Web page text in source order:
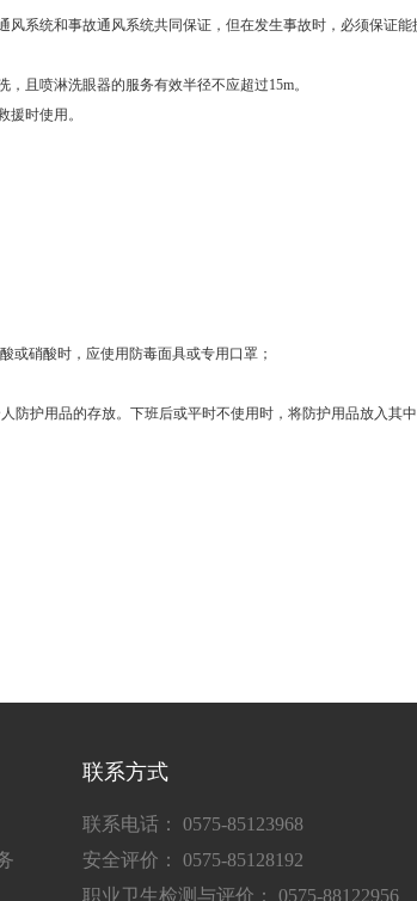
系统和事故通风系统共同保证，但在发生事故时，必须保证
且喷淋洗眼器的服务有效半径不应超过15m。
援时使用。
或硝酸时，应使用防毒面具或专用口罩；
护用品的存放。下班后或平时不使用时，将防护用品放入其
联系方式
联系电话： 0575-85123968
安全评价： 0575-85128192
职业卫生检测与评价： 0575-88122956